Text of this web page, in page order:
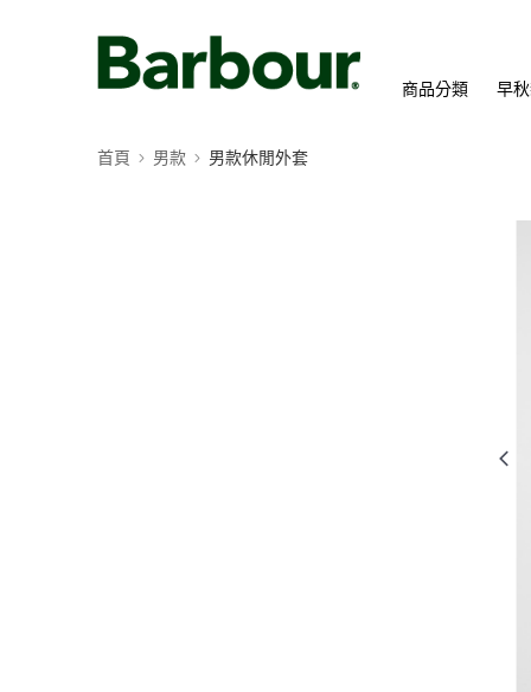
商品分類 早
首頁 男款 男款休閒外套